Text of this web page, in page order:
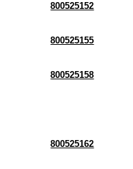
800525152
800525155
800525158
800525162